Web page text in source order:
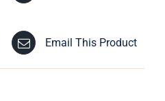
Email This Product